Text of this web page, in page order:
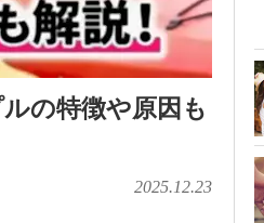
の特徴や原因も
2025.12.23